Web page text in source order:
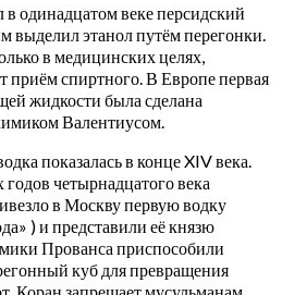
одинадцатом веке персидский
выделил этанол путём перегонки.
в медицинских целях,
приём спиртного. В Европе первая
жидкости была сделана
Валентиусом.
показалась в конце XIV века.
четырнадцатого века
в Москву первую водку
) и представили её князю
Прованса приспособили
куб для превращения